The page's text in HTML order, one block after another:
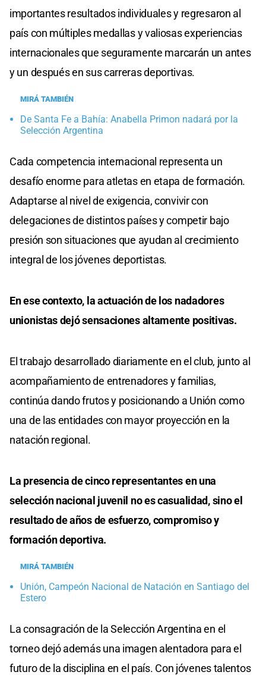
importantes resultados individuales y regresaron al
país con múltiples medallas y valiosas experiencias
internacionales que seguramente marcarán un antes
y un después en sus carreras deportivas.
MIRÁ TAMBIÉN
De Santa Fe a Bahía: Anabella Primon nadará por la
Selección Argentina
Cada competencia internacional representa un
desafío enorme para atletas en etapa de formación.
Adaptarse al nivel de exigencia, convivir con
delegaciones de distintos países y competir bajo
presión son situaciones que ayudan al crecimiento
integral de los jóvenes deportistas.
En ese contexto, la actuación de los nadadores
unionistas dejó sensaciones altamente positivas.
El trabajo desarrollado diariamente en el club, junto al
acompañamiento de entrenadores y familias,
continúa dando frutos y posicionando a Unión como
una de las entidades con mayor proyección en la
natación regional.
La presencia de cinco representantes en una
selección nacional juvenil no es casualidad, sino el
resultado de años de esfuerzo, compromiso y
formación deportiva.
MIRÁ TAMBIÉN
Unión, Campeón Nacional de Natación en Santiago del
Estero
La consagración de la Selección Argentina en el
torneo dejó además una imagen alentadora para el
futuro de la disciplina en el país. Con jóvenes talentos